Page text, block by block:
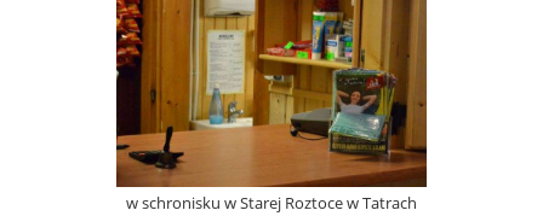
w schronisku w Starej Roztoce w Tatrach